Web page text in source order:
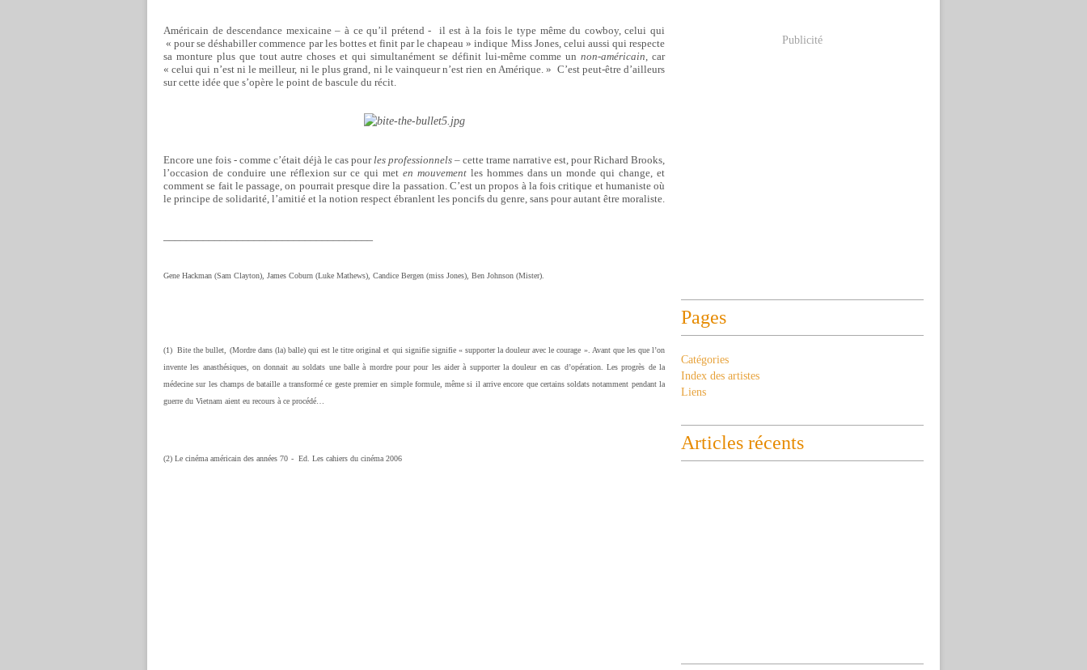
Américain de descendance mexicaine – à ce qu’il prétend -
il est à la fois le type même du cowboy, celui qui
« pour se déshabiller commence par les bottes et finit par le chapeau » indique Miss Jones, celui aussi qui respecte
sa monture plus que tout autre choses et qui simultanément se définit lui-même comme unnon-américain , car
« celui qui n’est ni le meilleur, ni le plus grand, ni le vainqueur n’est rien en Amérique. » C’est peut-être d’ailleurs
sur cette idée que s’opère le point de bascule du récit.
Encore une fois - comme c’était déjà le cas pour les professionnels – cette trame narrative est, pour Richard Brooks,
l’occasion de conduire une réflexion sur ce qui met en mouvementles hommes dans un monde qui change, et
comment se fait le passage, on pourrait presque dire la passation. C’est un propos à la fois critique et humaniste où
le principe de solidarité, l’amitié et la notion respect ébranlent les poncifs du genre, sans pour autant être moraliste.
Gene Hackman (Sam Clayton), James Coburn (Luke Mathews), Candice Bergen (miss Jones), Ben Johnson (Mister).
(1) Bite the bullet, (Mordre dans (la) balle) qui est le titre original et qui signifie signifie « supporter la douleur avec le courage ». Avant que les que l’on
invente les anasthésiques, on donnait au soldats une balle à mordre pour pour les aider à supporter la douleur en cas d’opération. Les progrès de la
médecine sur les champs de bataille a transformé ce geste premier en simple formule, même si il arrive encore que certains soldats notamment pendant la
guerre du Vietnam aient eu recours à ce procédé…
(2) Le cinéma américain des années 70 - Ed. Les cahiers du cinéma 2006
Publicité
Pages
Catégories
Index des artistes
Liens
Articles récents